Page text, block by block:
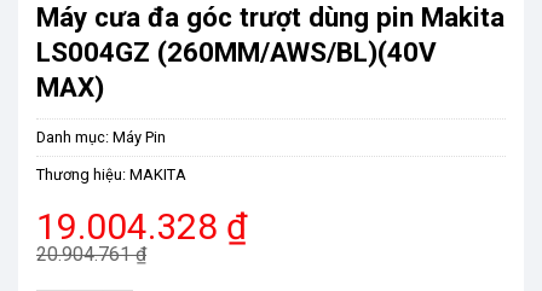
Máy cưa đa góc trượt dùng pin Makita
LS004GZ (260MM/AWS/BL)(40V
MAX)
Danh mục: Máy Pin
Thương hiệu: MAKITA
20.904.761₫
Giá
gốc
19.004.328 ₫
Giá
hiện